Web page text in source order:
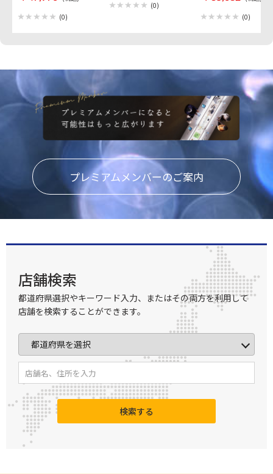
SSD:512GB/ Windows
11 Pro]
(0)
(0)
WXR9300BE6P [ブラ
ック]
(0)
プレミアムメンバーのご案内
店舗検索
都道府県選択やキーワード入力、またはその両方を利用して
店舗を検索することができます。
検索する